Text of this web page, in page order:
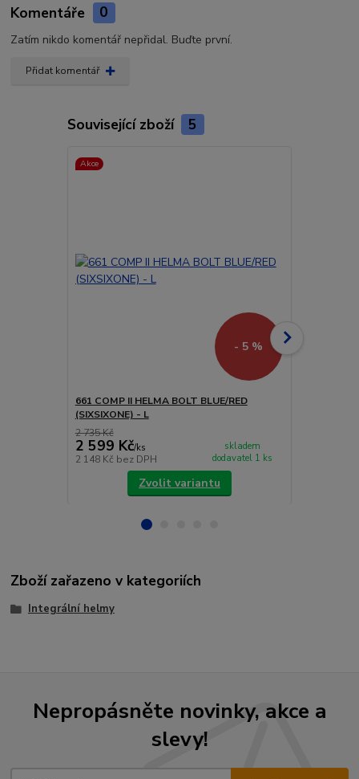
Komentáře 0
Zatím nikdo komentář nepřidal. Buďte první.
Přidat komentář
Související zboží 5
Akce
- 5 %
661 COMP II HELMA BOLT BLUE/RED
(SIXSIXONE) - L
2 735 Kč
2 599 Kč/ks
2 148 Kč bez DPH
skladem
dodavatel 1 ks
Zvolit variantu
Zboží zařazeno v kategoriích
Integrální helmy
Nepropásněte novinky, akce a
slevy!